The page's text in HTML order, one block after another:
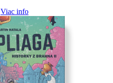
Viac info